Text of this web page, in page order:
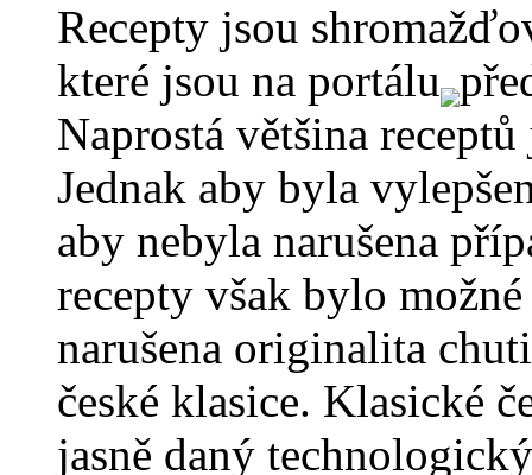
Recepty jsou
které jsou na portálu
Naprostá většina
Jednak aby byla
aby nebyla narušena
recepty však bylo
narušena originalita
české klasice. Klasické
jasně daný